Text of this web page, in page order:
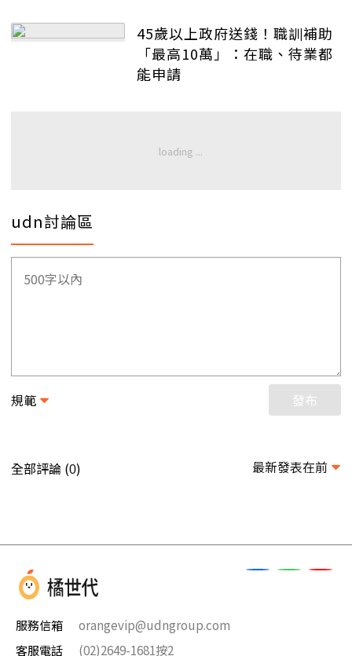
45歲以上政府送錢！職訓補助
「最高10萬」：在職、待業都
能申請
udn討論區
規範 發布
全部評論 (0) 最新發表在前
服務信箱
orangevip@udngroup.com
客服電話
(02)2649-1681按2